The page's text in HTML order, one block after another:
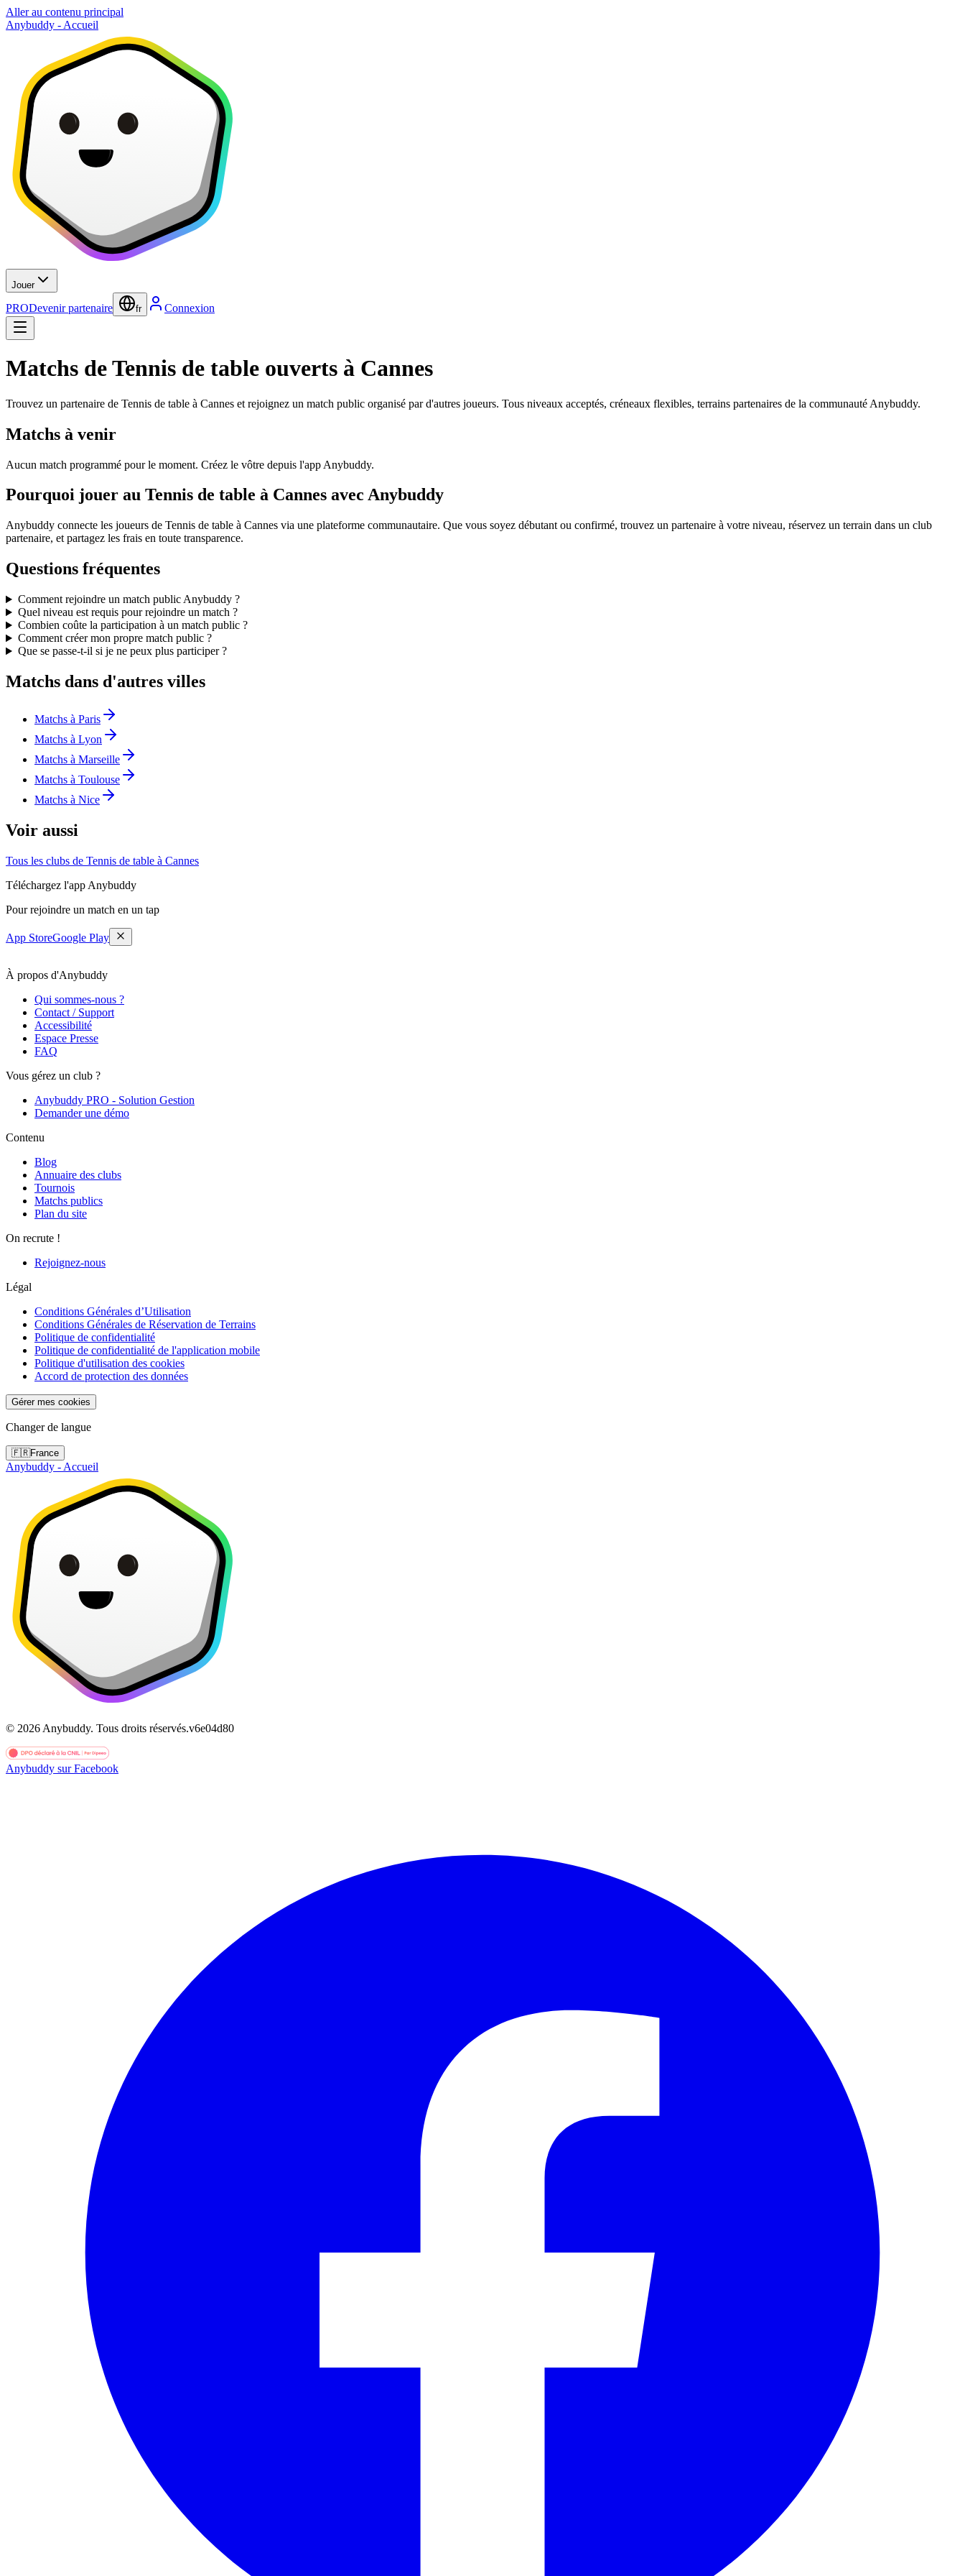
Aller au contenu principal
Anybuddy - Accueil
Jouer
PRODevenir partenaire fr Connexion
Matchs de Tennis de table ouverts à Cannes
Trouvez un partenaire de Tennis de table à Cannes et rejoignez un match public organisé par d'autres joueurs. Tous niveaux acceptés, créneaux flexibles, terrains partenaires de la communauté Anybuddy.
Matchs à venir
Aucun match programmé pour le moment. Créez le vôtre depuis l'app Anybuddy.
Pourquoi jouer au Tennis de table à Cannes avec Anybuddy
Anybuddy connecte les joueurs de Tennis de table à Cannes via une plateforme communautaire. Que vous soyez débutant ou confirmé, trouvez un partenaire à votre niveau, réservez un terrain dans un club
partenaire, et partagez les frais en toute transparence.
Questions fréquentes
Comment rejoindre un match public Anybuddy ?
Quel niveau est requis pour rejoindre un match ?
Combien coûte la participation à un match public ?
Comment créer mon propre match public ?
Que se passe-t-il si je ne peux plus participer ?
Matchs dans d'autres villes
Matchs à Paris
Matchs à Lyon
Matchs à Marseille
Matchs à Toulouse
Matchs à Nice
Voir aussi
Tous les clubs de Tennis de table à Cannes
Téléchargez l'app Anybuddy
Pour rejoindre un match en un tap
App StoreGoogle Play
À propos d'Anybuddy
Qui sommes-nous ?
Contact / Support
Accessibilité
Espace Presse
FAQ
Vous gérez un club ?
Anybuddy PRO - Solution Gestion
Demander une démo
Contenu
Blog
Annuaire des clubs
Tournois
Matchs publics
Plan du site
On recrute !
Rejoignez-nous
Légal
Conditions Générales d’Utilisation
Conditions Générales de Réservation de Terrains
Politique de confidentialité
Politique de confidentialité de l'application mobile
Politique d'utilisation des cookies
Accord de protection des données
Gérer mes cookies
Changer de langue
🇫🇷France
Anybuddy - Accueil
© 2026 Anybuddy. Tous droits réservés.v6e04d80
Anybuddy sur Facebook